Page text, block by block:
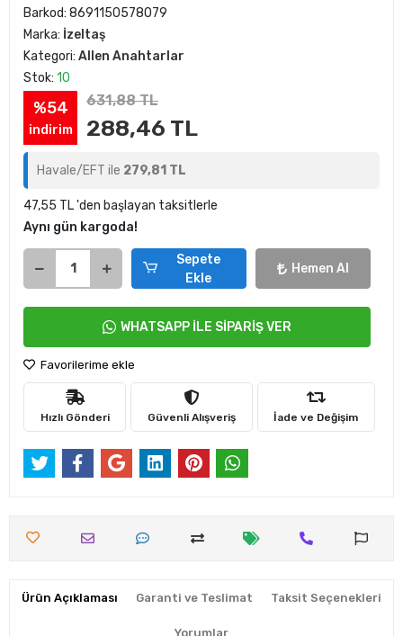
Barkod: 8691150578079
Marka: İzeltaş
Kategori: Allen Anahtarlar
Stok: 10
%54
indirim
631,88 TL
288,46 TL
Havale/EFT ile 279,81 TL
47,55 TL 'den başlayan taksitlerle
Aynı gün kargoda!
Sepete
Ekle
Hemen Al
WHATSAPP İLE SİPARİŞ VER
Favorilerime ekle
Hızlı Gönderi Güvenli Alışveriş İade ve Değişim
Ürün Açıklaması Garanti ve Teslimat Taksit Seçenekleri
Yorumlar